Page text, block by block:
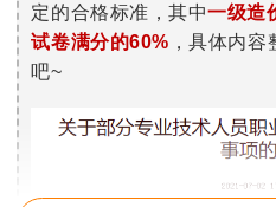
定的合格标准，其中一级造
试卷满分的60% ，具体内
吧~